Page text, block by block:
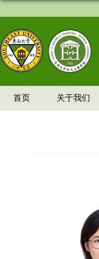
首页 关于我们